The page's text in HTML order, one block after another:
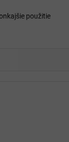
použitie